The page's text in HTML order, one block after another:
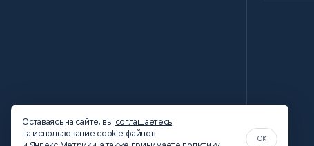
Оставаясь на сайте, вы соглашаетесь
на использование cookie-файлов
OK